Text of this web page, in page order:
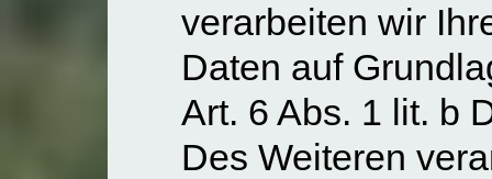
verarbeiten wir
Daten auf
Art. 6 Abs. 1 lit. b
Des Weiteren